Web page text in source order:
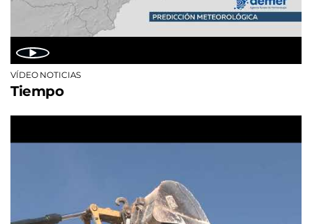
VÍDEO NOTICIAS
Tiempo